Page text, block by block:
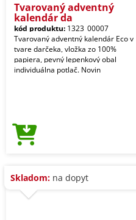
Tvarovaný adventný
kalendár da
kód produktu: 1323_00007
Tvarovaný adventný kalendár Eco v
tvare darčeka, vložka zo 100%
papiera, pevný lepenkový obal
individuálna potlač. Novin
Skladom: na dopyt